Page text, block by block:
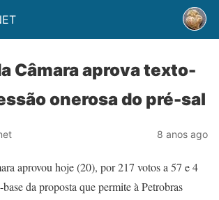
Câmara aprova texto-
onerosa do pré-sal
8 anos ago
aprovou hoje (20), por 217 votos a 57 e 4
da proposta que permite à Petrobras